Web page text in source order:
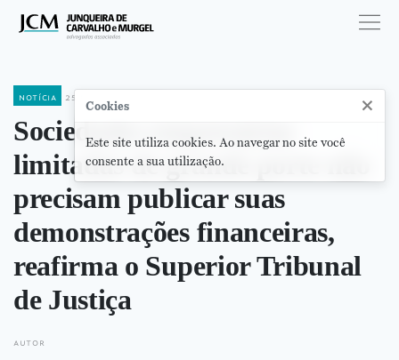
notícia 25 de maio de 2023
Sociedades empresárias
limitadas de grande porte não
precisam publicar suas
demonstrações financeiras,
reafirma o Superior Tribunal
de Justiça
autor
Cookies ×
Este site utiliza cookies. Ao navegar no site você
consente a sua utilização.